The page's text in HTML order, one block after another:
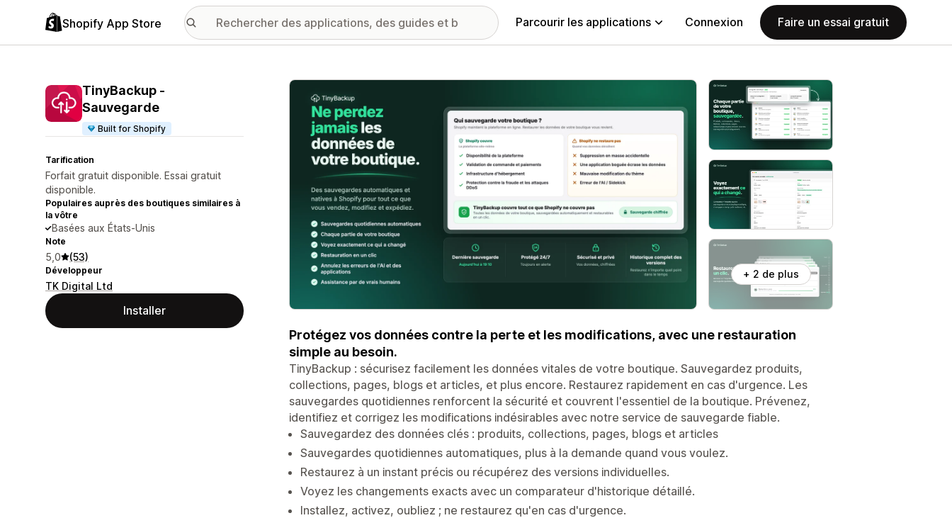
Shopify App Store Parcourir les applications Connexion Faire un essai gratuit
TinyBackup ‑
Sauvegarde
Built for Shopify
Tarification
Forfait gratuit disponible. Essai gratuit
disponible.
Populaires auprès des boutiques similaires à
la vôtre
Basées aux États-Unis
Note
5,0 (53)
Développeur
TK Digital Ltd
Installer
Galerie d’images vedette
+ 2 de plus
Protégez vos données contre la perte et les modifications, avec une restauration
simple au besoin.
TinyBackup : sécurisez facilement les données vitales de votre boutique. Sauvegardez produits,
collections, pages, blogs et articles, et plus encore. Restaurez rapidement en cas d'urgence. Les
sauvegardes quotidiennes renforcent la sécurité et couvrent l'essentiel de la boutique. Prévenez,
identifiez et corrigez les modifications indésirables avec notre service de sauvegarde fiable.
Sauvegardez des données clés : produits, collections, pages, blogs et articles
Sauvegardes quotidiennes automatiques, plus à la demande quand vous voulez.
Restaurez à un instant précis ou récupérez des versions individuelles.
Voyez les changements exacts avec un comparateur d'historique détaillé.
Installez, activez, oubliez ; ne restaurez qu'en cas d'urgence.